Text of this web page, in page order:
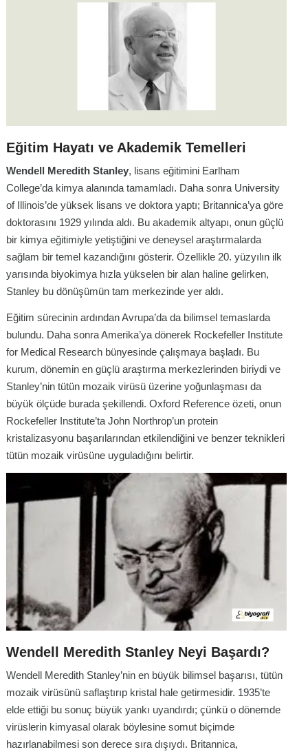
Eğitim Hayatı ve Akademik Temelleri
Wendell Meredith Stanley, lisans eğitimini Earlham
College’da kimya alanında tamamladı. Daha sonra University
of Illinois’de yüksek lisans ve doktora yaptı; Britannica’ya göre
doktorasını 1929 yılında aldı. Bu akademik altyapı, onun güçlü
bir kimya eğitimiyle yetiştiğini ve deneysel araştırmalarda
sağlam bir temel kazandığını gösterir. Özellikle 20. yüzyılın ilk
yarısında biyokimya hızla yükselen bir alan haline gelirken,
Stanley bu dönüşümün tam merkezinde yer aldı.
Eğitim sürecinin ardından Avrupa’da da bilimsel temaslarda
bulundu. Daha sonra Amerika’ya dönerek Rockefeller Institute
for Medical Research bünyesinde çalışmaya başladı. Bu
kurum, dönemin en güçlü araştırma merkezlerinden biriydi ve
Stanley’nin tütün mozaik virüsü üzerine yoğunlaşması da
büyük ölçüde burada şekillendi. Oxford Reference özeti, onun
Rockefeller Institute’ta John Northrop’un protein
kristalizasyonu başarılarından etkilendiğini ve benzer teknikleri
tütün mozaik virüsüne uyguladığını belirtir.
Wendell Meredith Stanley Neyi Başardı?
Wendell Meredith Stanley’nin en büyük bilimsel başarısı, tütün
mozaik virüsünü saflaştırıp kristal hale getirmesidir. 1935’te
elde ettiği bu sonuç büyük yankı uyandırdı; çünkü o dönemde
virüslerin kimyasal olarak böylesine somut biçimde
hazırlanabilmesi son derece sıra dışıydı. Britannica,